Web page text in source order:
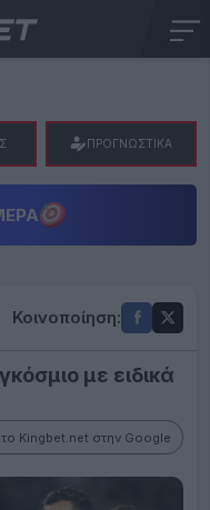
ΠΡΟΓΝΩΣΤΙΚΑ
Κοινοποίηση:
με ειδικά
Kingbet.net στην Google
wiht forward Lionel
the teams third